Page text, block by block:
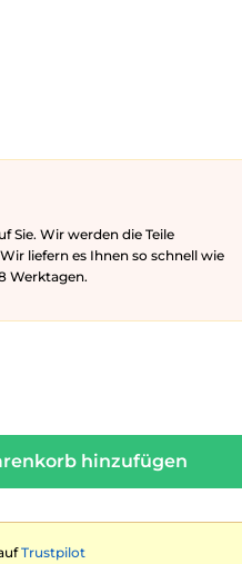
Sie. Wir werden die Teile
liefern es Ihnen so schnell wie
Werktagen.
hinzufügen
Trustpilot